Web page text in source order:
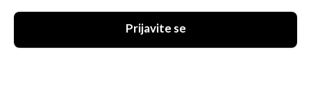
Prijavite se